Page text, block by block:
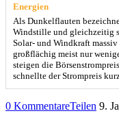
Energien
Als Dunkelflauten
Windstille und gleichzeitig
Solar- und Windkraft massiv
großflächig meist nur
steigen die
schnellte der Strompreis
0 KommentareTeilen 9.